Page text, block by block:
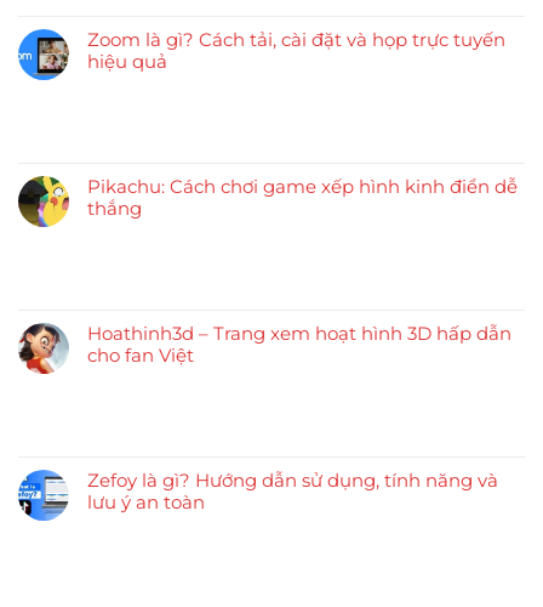
Zoom là gì? Cách tải, cài đặt và họp trực tuyến
hiệu quả
Pikachu: Cách chơi game xếp hình kinh điển dễ
thắng
Hoathinh3d – Trang xem hoạt hình 3D hấp dẫn
cho fan Việt
Zefoy là gì? Hướng dẫn sử dụng, tính năng và
lưu ý an toàn